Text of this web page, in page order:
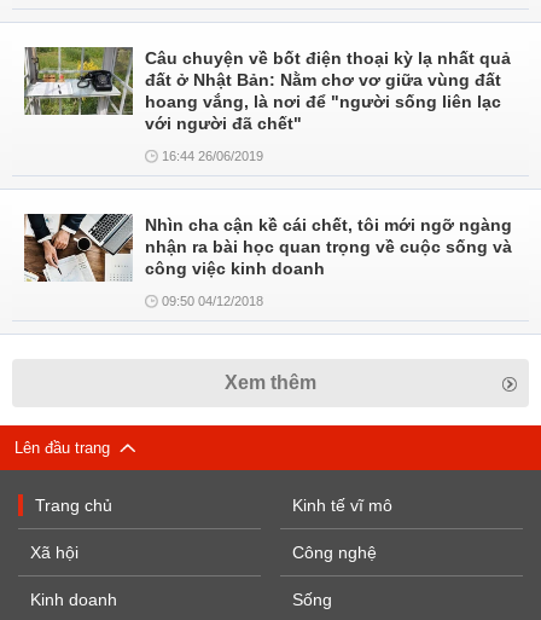
Câu chuyện về bốt điện thoại kỳ lạ nhất quả
đất ở Nhật Bản: Nằm chơ vơ giữa vùng đất
hoang vắng, là nơi để "người sống liên lạc
với người đã chết"
16:44 26/06/2019
Nhìn cha cận kề cái chết, tôi mới ngỡ ngàng
nhận ra bài học quan trọng về cuộc sống và
công việc kinh doanh
09:50 04/12/2018
Xem thêm
Lên đầu trang
Trang chủ
Xã hội
Kinh doanh
Kinh tế vĩ mô
Công nghệ
Sống